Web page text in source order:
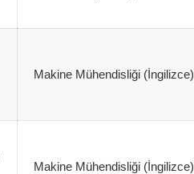
Makine Mühendisliği (İngilizce)
Makine Mühendisliği (İngilizce)